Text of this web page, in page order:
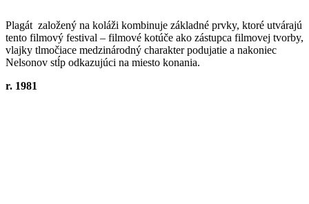
Plagát založený na koláži kombinuje základné prvky, ktoré utvárajú
tento filmový festival – filmové kotúče ako zástupca filmovej tvorby,
vlajky tlmočiace medzinárodný charakter podujatie a nakoniec
Nelsonov stĺp odkazujúci na miesto konania.
r. 1981